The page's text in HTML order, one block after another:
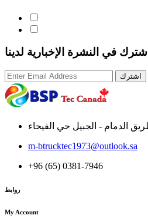
اشترك في النشرة الإخبارية لدينا
اشترك
m-btrucktec1973@outlook.sa
+96 (65) 0381-7946
روابط
My Account